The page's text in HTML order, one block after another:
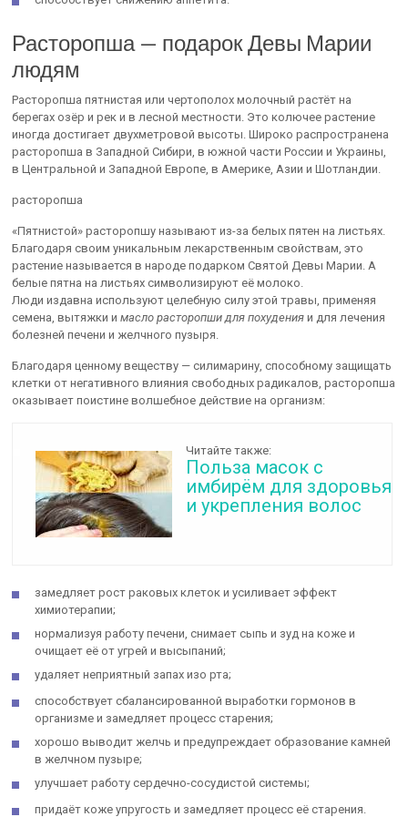
Расторопша — подарок Девы Марии
людям
Расторопша пятнистая или чертополох молочный растёт на
берегах озёр и рек и в лесной местности. Это колючее растение
иногда достигает двухметровой высоты. Широко распространена
расторопша в Западной Сибири, в южной части России и Украины,
в Центральной и Западной Европе, в Америке, Азии и Шотландии.
расторопша
«Пятнистой» расторопшу называют из-за белых пятен на листьях.
Благодаря своим уникальным лекарственным свойствам, это
растение называется в народе подарком Святой Девы Марии. А
белые пятна на листьях символизируют её молоко.
Люди издавна используют целебную силу этой травы, применяя
семена, вытяжки имасло расторопши для похудения и для лечения
болезней печени и желчного пузыря.
Благодаря ценному веществу — силимарину, способному защищать
клетки от негативного влияния свободных радикалов, расторопша
оказывает поистине волшебное действие на организм:
Читайте также:
Польза масок с
имбирём для здоровья
и укрепления волос
замедляет рост раковых клеток и усиливает эффект
химиотерапии;
нормализуя работу печени, снимает сыпь и зуд на коже и
очищает её от угрей и высыпаний;
удаляет неприятный запах изо рта;
способствует сбалансированной выработки гормонов в
организме и замедляет процесс старения;
хорошо выводит желчь и предупреждает образование камней
в желчном пузыре;
улучшает работу сердечно-сосудистой системы;
придаёт коже упругость и замедляет процесс её старения.